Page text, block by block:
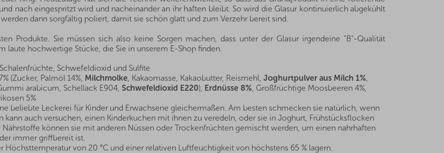
nach eingespritzt wird und nacheinander an ihr haften bleibt. So wird die Glasur kontinuierlich abgekühlt
dann sorgfältig poliert, damit sie schön glatt und zum Verzehr bereit sind.
Produkte. Sie müssen sich also keine Sorgen machen, dass unter der Glasur irgendeine "B"-Qualität
laute hochwertige Stücke, die Sie in unserem E-Shop finden.
Schwefeldioxid und Sulfite
(Zucker, Palmöl 14%, Milchmolke , Kakaomasse, Kakaobutter, Reismehl, Joghurtpulver aus Milch 1%
arabicum, Schellack E904, Schwefeldioxid E220), Erdnüsse 8% , Großfrüchtige Moosbeeren 4%,
5%
beliebte Leckerei für Kinder und Erwachsene gleichermaßen. Am besten schmecken sie natürlich, wenn
kann auch versuchen, einen Kinderkuchen mit ihnen zu veredeln, oder sie in Joghurt, Frühstücksflocken
können sie mit anderen Nüssen oder Trockenfrüchten gemischt werden, um einen nahrhaften
immer griffbereit ist.
von 20 °C und einer relativen Luftfeuchtigkeit von höchstens 65 % lagern.